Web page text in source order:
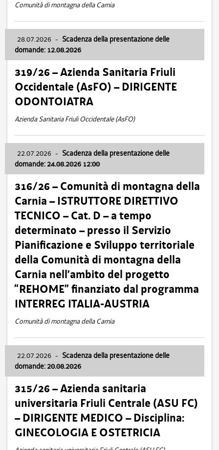
Comunità di montagna della Carnia
28.07.2026 - Scadenza della presentazione delle
domande: 12.08.2026
319/26 – Azienda Sanitaria Friuli
Occidentale (AsFO) – DIRIGENTE
ODONTOIATRA
Azienda Sanitaria Friuli Occidentale (AsFO)
22.07.2026 - Scadenza della presentazione delle
domande: 24.08.2026 12:00
316/26 – Comunità di montagna della
Carnia – ISTRUTTORE DIRETTIVO
TECNICO – Cat. D – a tempo
determinato – presso il Servizio
Pianificazione e Sviluppo territoriale
della Comunità di montagna della
Carnia nell’ambito del progetto
“REHOME” finanziato dal programma
INTERREG ITALIA-AUSTRIA
Comunità di montagna della Carnia
22.07.2026 - Scadenza della presentazione delle
domande: 20.08.2026
315/26 – Azienda sanitaria
universitaria Friuli Centrale (ASU FC)
– DIRIGENTE MEDICO – Disciplina:
GINECOLOGIA E OSTETRICIA